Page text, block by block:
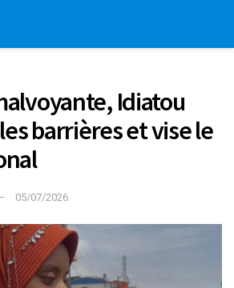
Idiatou
barrières et vise le
05/07/2026